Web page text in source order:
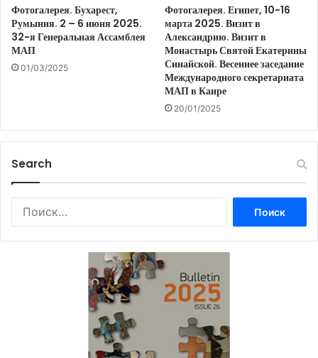
Фотогалерея. Бухарест,
Румыния. 2 – 6 июня 2025.
32-я Генеральная Ассамблея
МАП
01/03/2025
Фотогалерея. Египет, 10-16
марта 2025. Визит в
Александрию. Визит в
Монастырь Святой Екатерины
Синайской. Весеннее заседание
Международного секретариата
МАП в Каире
20/01/2025
Search